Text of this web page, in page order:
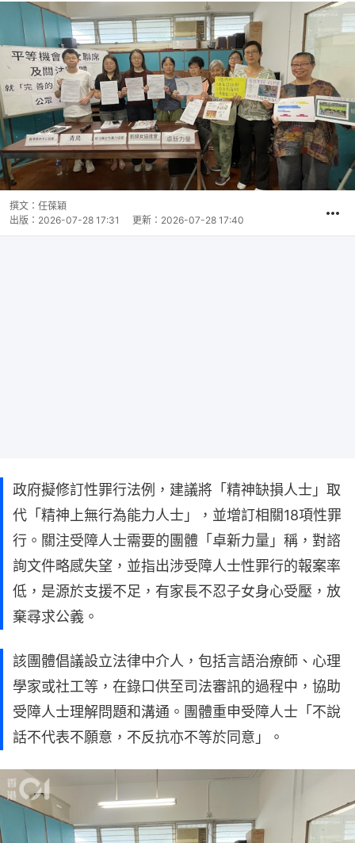
撰文： 任葆穎
出版： 2026-07-28 17:31 更新： 2026-07-28 17:40
政府擬修訂性罪行法例，建議將「精神缺損人士」取
代「精神上無行為能力人士」，並增訂相關18項性罪
行。關注受障人士需要的團體「卓新力量」稱，對諮
詢文件略感失望，並指出涉受障人士性罪行的報案率
低，是源於支援不足，有家長不忍子女身心受壓，放
棄尋求公義。
該團體倡議設立法律中介人，包括言語治療師、心理
學家或社工等，在錄口供至司法審訊的過程中，協助
受障人士理解問題和溝通。團體重申受障人士「不說
話不代表不願意，不反抗亦不等於同意」。